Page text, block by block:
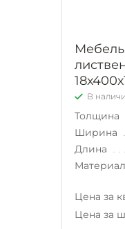
В
Толщина
Ширина
Длина
Материал
Цена за
Цена за